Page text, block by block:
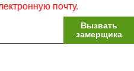
почту.
Вызвать
замерщика